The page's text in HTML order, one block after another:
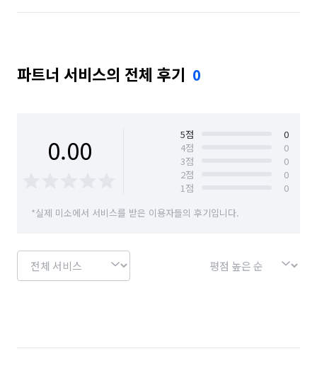
파트너 서비스의 전체 후기 0
0.00 5점
0
4점
0
3점
0
2점
0
1점
0
*실제 미소에서 서비스를 받은 이용자들의 후기입니다.